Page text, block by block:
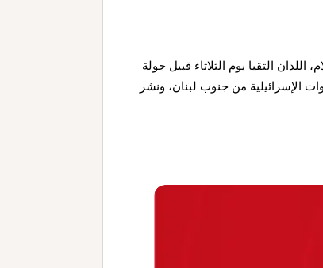
التقيا يوم الثلاثاء قبيل جولة
الإسرائيلية من جنوب لبنان، ونشر